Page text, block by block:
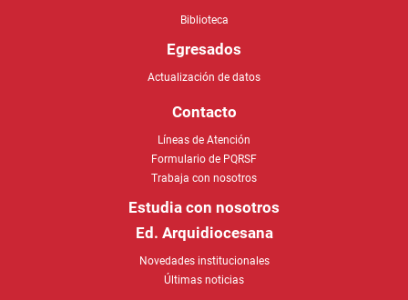
Biblioteca
Egresados
Actualización de datos
Contacto
Líneas de Atención
Formulario de PQRSF
Trabaja con nosotros
Estudia con nosotros
Ed. Arquidiocesana
Novedades institucionales
Últimas noticias